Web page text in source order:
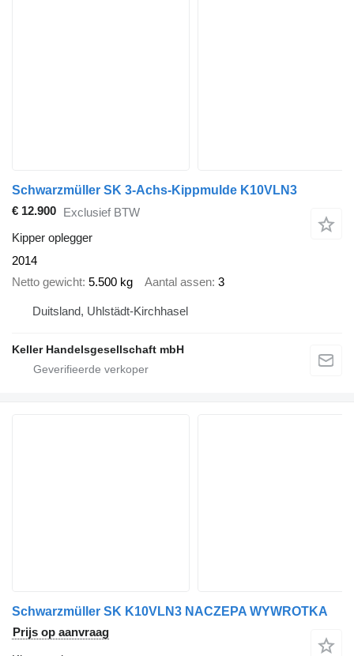
Schwarzmüller SK 3-Achs-Kippmulde K10VLN3
€ 12.900 Exclusief BTW
Kipper oplegger
2014
Netto gewicht 5.500 kg Aantal assen 3
Duitsland, Uhlstädt-Kirchhasel
Keller Handelsgesellschaft mbH
Schwarzmüller SK K10VLN3 NACZEPA WYWROTKA
Prijs op aanvraag